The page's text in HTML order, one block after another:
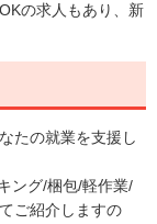
の求人もあり、新
たの就業を支援し
ング/梱包/軽作業/
ご紹介しますの